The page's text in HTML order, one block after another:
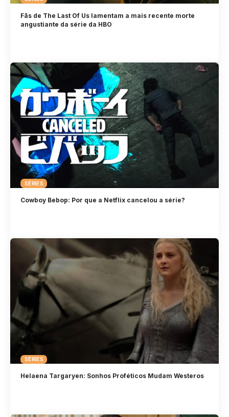
Fãs de The Last Of Us lamentam a mais recente morte
angustiante da série da HBO
SÉRIES
Cowboy Bebop: Por que a Netflix cancelou a série?
SÉRIES
Helaena Targaryen: Sonhos Proféticos Mudam Westeros